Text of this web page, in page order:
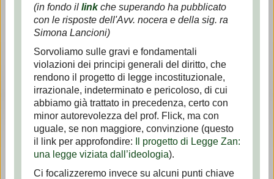
(in fondo il linkche superando ha pubblicato
con le risposte dell'Avv. nocera e della sig. ra
Simona Lancioni)
Sorvoliamo sulle gravi e fondamentali
violazioni dei principi generali del diritto, che
rendono il progetto di legge incostituzionale,
irrazionale, indeterminato e pericoloso, di cui
abbiamo già trattato in precedenza, certo con
minor autorevolezza del prof. Flick, ma con
uguale, se non maggiore, convinzione (questo
il link per approfondire:
Il progetto di Legge Zan:
una legge viziata dall’ideologia).
Ci focalizzeremo invece su alcuni punti chiave